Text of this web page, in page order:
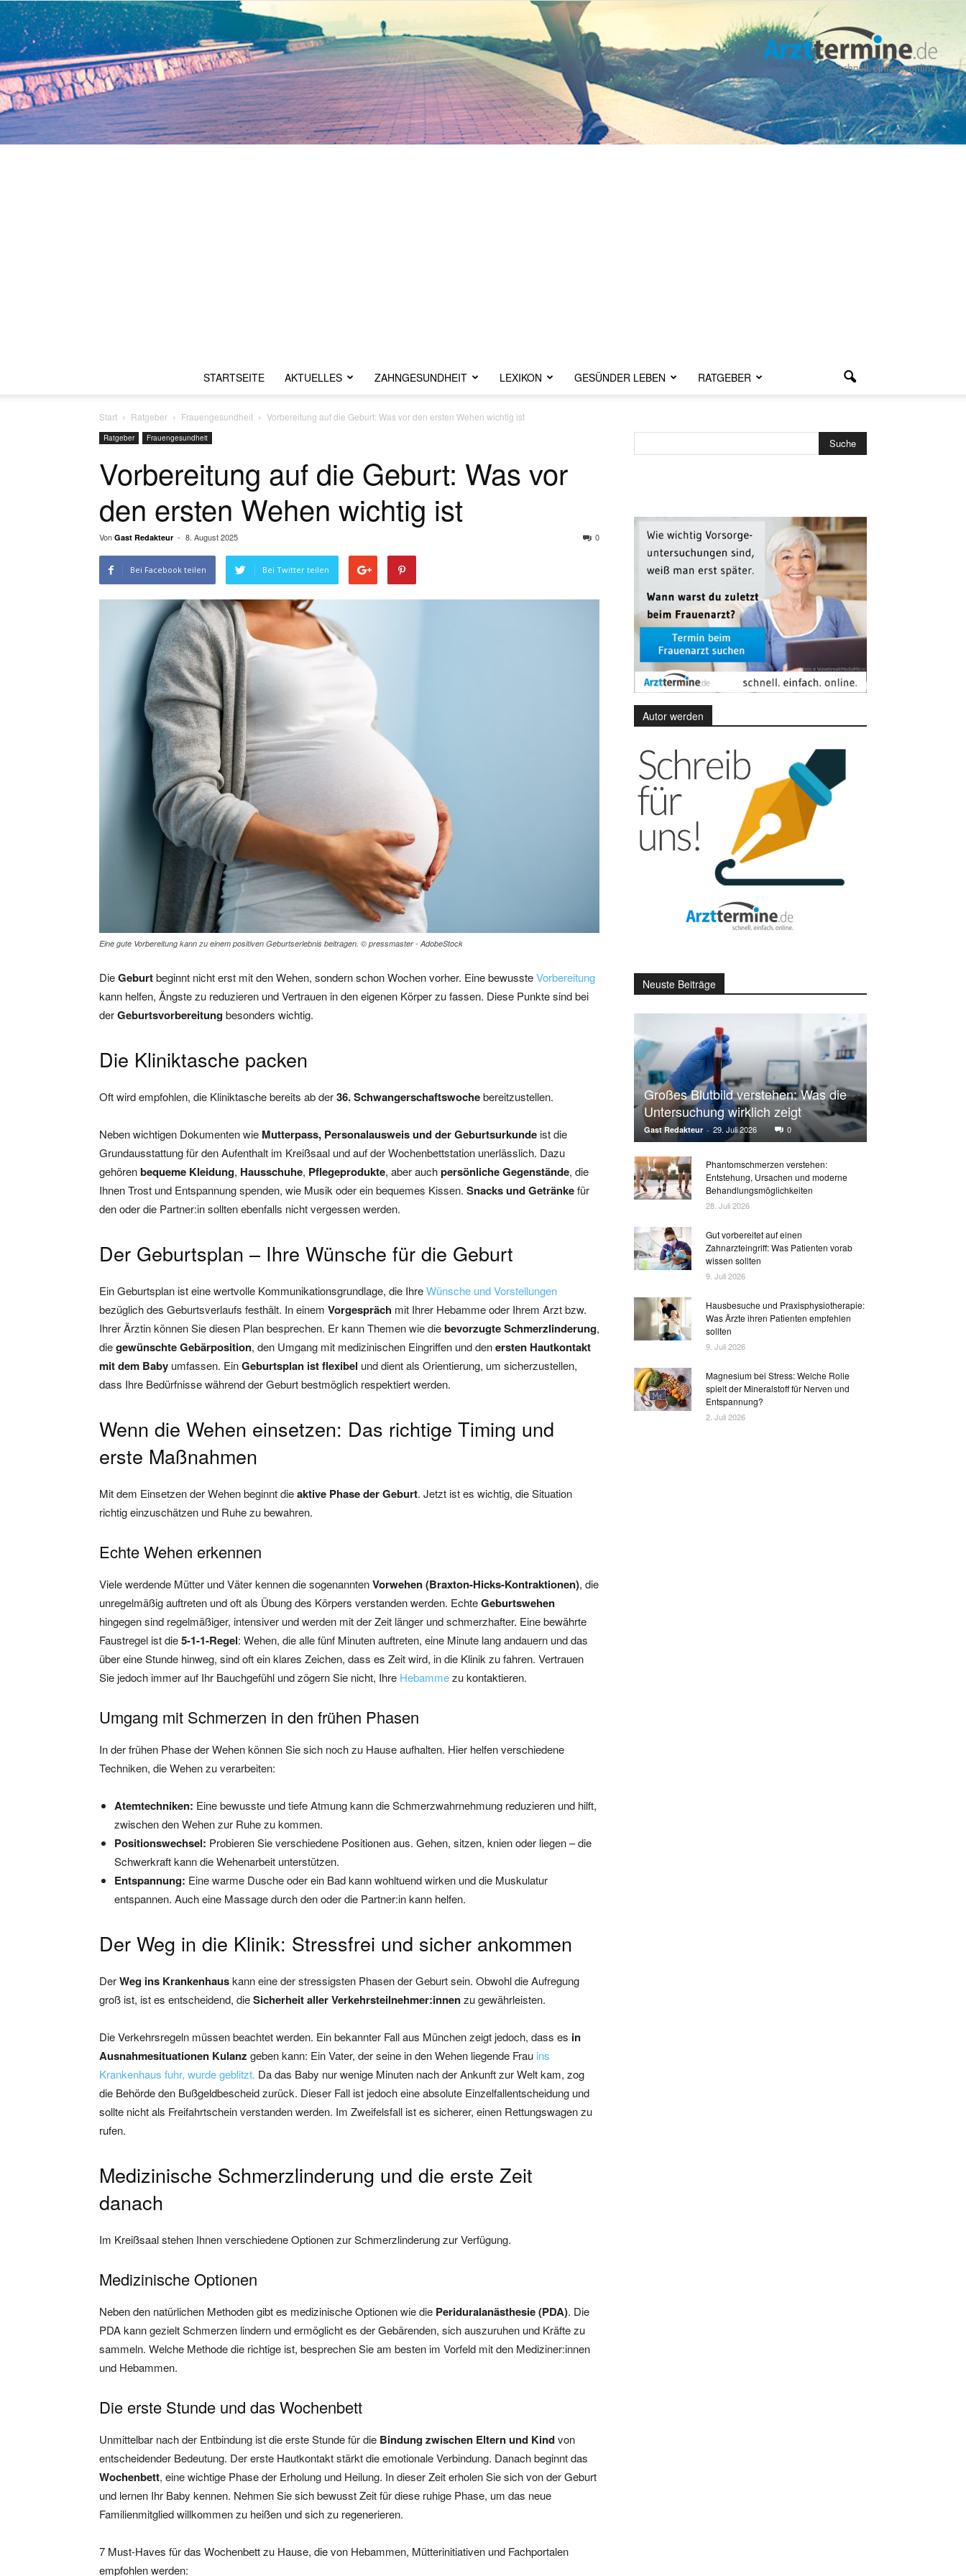
STARTSEITE AKTUELLES ZAHNGESUNDHEIT LEXIKON GESÜNDER LEBEN RATGEBER
Start Ratgeber Frauengesundheit Vorbereitung auf die Geburt: Was vor den ersten Wehen wichtig ist
Ratgeber Frauengesundheit
Vorbereitung auf die Geburt: Was vor
den ersten Wehen wichtig ist
Von Gast Redakteur - 8. August 2025 0
Bei Facebook teilen Bei Twitter teilen
Eine gute Vorbereitung kann zu einem positiven Geburtserlebnis beitragen. © pressmaster - AdobeStock
DieGeburtbeginnt nicht erst mit den Wehen, sondern schon Wochen vorher. Eine bewussteVorbereitung
kann helfen, Ängste zu reduzieren und Vertrauen in den eigenen Körper zu fassen. Diese Punkte sind bei
derGeburtsvorbereitungbesonders wichtig.
Die Kliniktasche packen
Oft wird empfohlen, die Kliniktasche bereits ab der36. Schwangerschaftswochebereitzustellen.
Neben wichtigen Dokumenten wie Mutterpass, Personalausweis und der Geburtsurkundeist die
Grundausstattung für den Aufenthalt im Kreißsaal und auf der Wochenbettstation unerlässlich. Dazu
gehörenbequeme Kleidung, Hausschuhe, Pflegeprodukte, aber auchpersönliche Gegenstände, die
Ihnen Trost und Entspannung spenden, wie Musik oder ein bequemes Kissen. Snacks und Getränkefür
den oder die Partner:in sollten ebenfalls nicht vergessen werden.
Der Geburtsplan – Ihre Wünsche für die Geburt
Ein Geburtsplan ist eine wertvolle Kommunikationsgrundlage, die IhreWünsche und Vorstellungen
bezüglich des Geburtsverlaufs festhält. In einem Vorgespräch mit Ihrer Hebamme oder Ihrem Arzt bzw.
Ihrer Ärztin können Sie diesen Plan besprechen. Er kann Themen wie diebevorzugte Schmerzlinderung,
diegewünschte Gebärposition, den Umgang mit medizinischen Eingriffen und denersten Hautkontakt
mit dem Baby umfassen. EinGeburtsplan ist flexibel und dient als Orientierung, um sicherzustellen,
dass Ihre Bedürfnisse während der Geburt bestmöglich respektiert werden.
Wenn die Wehen einsetzen: Das richtige Timing und
erste Maßnahmen
Mit dem Einsetzen der Wehen beginnt dieaktive Phase der Geburt. Jetzt ist es wichtig, die Situation
richtig einzuschätzen und Ruhe zu bewahren.
Echte Wehen erkennen
Viele werdende Mütter und Väter kennen die sogenanntenVorwehen (Braxton-Hicks-Kontraktionen), die
unregelmäßig auftreten und oft als Übung des Körpers verstanden werden. EchteGeburtswehen
hingegen sind regelmäßiger, intensiver und werden mit der Zeit länger und schmerzhafter. Eine bewährte
Faustregel ist die5-1-1-Regel: Wehen, die alle fünf Minuten auftreten, eine Minute lang andauern und das
über eine Stunde hinweg, sind oft ein klares Zeichen, dass es Zeit wird, in die Klinik zu fahren. Vertrauen
Sie jedoch immer auf Ihr Bauchgefühl und zögern Sie nicht, Ihre Hebammezu kontaktieren.
Umgang mit Schmerzen in den frühen Phasen
In der frühen Phase der Wehen können Sie sich noch zu Hause aufhalten. Hier helfen verschiedene
Techniken, die Wehen zu verarbeiten:
Atemtechniken: Eine bewusste und tiefe Atmung kann die Schmerzwahrnehmung reduzieren und hilft,
zwischen den Wehen zur Ruhe zu kommen.
Positionswechsel: Probieren Sie verschiedene Positionen aus. Gehen, sitzen, knien oder liegen – die
Schwerkraft kann die Wehenarbeit unterstützen.
Entspannung: Eine warme Dusche oder ein Bad kann wohltuend wirken und die Muskulatur
entspannen. Auch eine Massage durch den oder die Partner:in kann helfen.
Der Weg in die Klinik: Stressfrei und sicher ankommen
DerWeg ins Krankenhauskann eine der stressigsten Phasen der Geburt sein. Obwohl die Aufregung
groß ist, ist es entscheidend, dieSicherheit aller Verkehrsteilnehmer:innenzu gewährleisten.
Die Verkehrsregeln müssen beachtet werden. Ein bekannter Fall aus München zeigt jedoch, dass es in
Ausnahmesituationen Kulanz geben kann: Ein Vater, der seine in den Wehen liegende Frau ins
Krankenhaus fuhr, wurde geblitzt. Da das Baby nur wenige Minuten nach der Ankunft zur Welt kam, zog
die Behörde den Bußgeldbescheid zurück. Dieser Fall ist jedoch eine absolute Einzelfallentscheidung und
sollte nicht als Freifahrtschein verstanden werden. Im Zweifelsfall ist es sicherer, einen Rettungswagen zu
rufen.
Medizinische Schmerzlinderung und die erste Zeit
danach
Im Kreißsaal stehen Ihnen verschiedene Optionen zur Schmerzlinderung zur Verfügung.
Medizinische Optionen
Neben den natürlichen Methoden gibt es medizinische Optionen wie die Periduralanästhesie (PDA). Die
PDA kann gezielt Schmerzen lindern und ermöglicht es der Gebärenden, sich auszuruhen und Kräfte zu
sammeln. Welche Methode die richtige ist, besprechen Sie am besten im Vorfeld mit den Mediziner:innen
und Hebammen.
Die erste Stunde und das Wochenbett
Unmittelbar nach der Entbindung ist die erste Stunde für die Bindung zwischen Eltern und Kindvon
entscheidender Bedeutung. Der erste Hautkontakt stärkt die emotionale Verbindung. Danach beginnt das
Wochenbett, eine wichtige Phase der Erholung und Heilung. In dieser Zeit erholen Sie sich von der Geburt
und lernen Ihr Baby kennen. Nehmen Sie sich bewusst Zeit für diese ruhige Phase, um das neue
Familienmitglied willkommen zu heißen und sich zu regenerieren.
7 Must-Haves für das Wochenbett zu Hause, die von Hebammen, Mütterinitiativen und Fachportalen
empfohlen werden:
Autor werden
Neuste Beiträge
Großes Blutbild verstehen: Was die
Untersuchung wirklich zeigt
Gast Redakteur - 29. Juli 2026 0
Phantomschmerzen verstehen:
Entstehung, Ursachen und moderne
Behandlungsmöglichkeiten
28. Juli 2026
Gut vorbereitet auf einen
Zahnarzteingriff: Was Patienten vorab
wissen sollten
9. Juli 2026
Hausbesuche und Praxisphysiotherapie:
Was Ärzte ihren Patienten empfehlen
sollten
9. Juli 2026
Magnesium bei Stress: Welche Rolle
spielt der Mineralstoff für Nerven und
Entspannung?
2. Juli 2026